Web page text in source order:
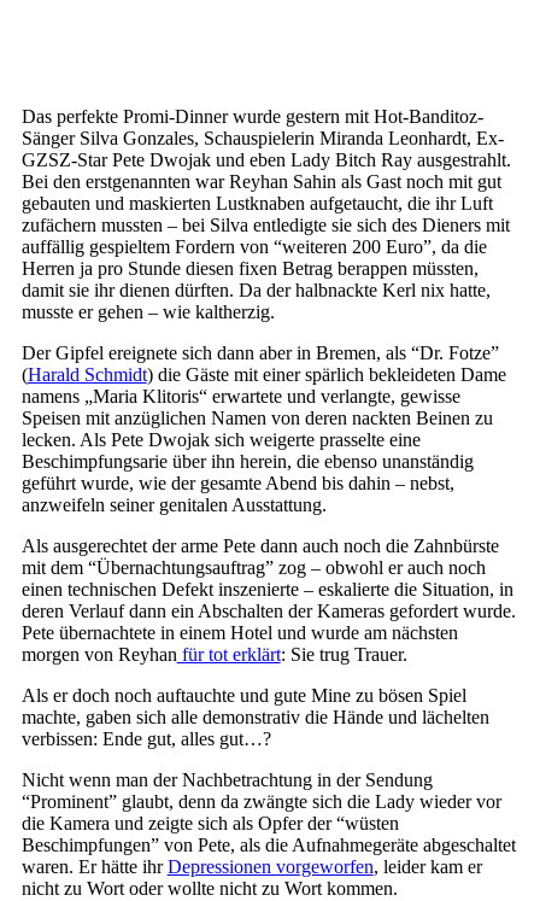
Das perfekte Promi-Dinner wurde gestern mit Hot-Banditoz-
Sänger Silva Gonzales, Schauspielerin Miranda Leonhardt, Ex-
GZSZ-Star Pete Dwojak und eben Lady Bitch Ray ausgestrahlt.
Bei den erstgenannten war Reyhan Sahin als Gast noch mit gut
gebauten und maskierten Lustknaben aufgetaucht, die ihr Luft
zufächern mussten – bei Silva entledigte sie sich des Dieners mit
auffällig gespieltem Fordern von “weiteren 200 Euro”, da die
Herren ja pro Stunde diesen fixen Betrag berappen müssten,
damit sie ihr dienen dürften. Da der halbnackte Kerl nix hatte,
musste er gehen – wie kaltherzig.
Der Gipfel ereignete sich dann aber in Bremen, als “Dr. Fotze”
(Harald Schmidt) die Gäste mit einer spärlich bekleideten Dame
namens „Maria Klitoris“ erwartete und verlangte, gewisse
Speisen mit anzüglichen Namen von deren nackten Beinen zu
lecken. Als Pete Dwojak sich weigerte prasselte eine
Beschimpfungsarie über ihn herein, die ebenso unanständig
geführt wurde, wie der gesamte Abend bis dahin – nebst,
anzweifeln seiner genitalen Ausstattung.
Als ausgerechtet der arme Pete dann auch noch die Zahnbürste
mit dem “Übernachtungsauftrag” zog – obwohl er auch noch
einen technischen Defekt inszenierte – eskalierte die Situation, in
deren Verlauf dann ein Abschalten der Kameras gefordert wurde.
Pete übernachtete in einem Hotel und wurde am nächsten
morgen von Reyhan für tot erklärt: Sie trug Trauer.
Als er doch noch auftauchte und gute Mine zu bösen Spiel
machte, gaben sich alle demonstrativ die Hände und lächelten
verbissen: Ende gut, alles gut…?
Nicht wenn man der Nachbetrachtung in der Sendung
“Prominent” glaubt, denn da zwängte sich die Lady wieder vor
die Kamera und zeigte sich als Opfer der “wüsten
Beschimpfungen” von Pete, als die Aufnahmegeräte abgeschaltet
waren. Er hätte ihrDepressionen vorgeworfen, leider kam er
nicht zu Wort oder wollte nicht zu Wort kommen.